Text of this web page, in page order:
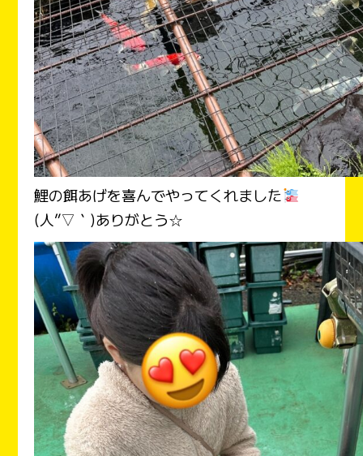
鯉の餌あげを喜んでやってくれました
(人”▽｀)ありがとう☆